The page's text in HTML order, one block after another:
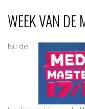
WEEK VAN DE
Nu de